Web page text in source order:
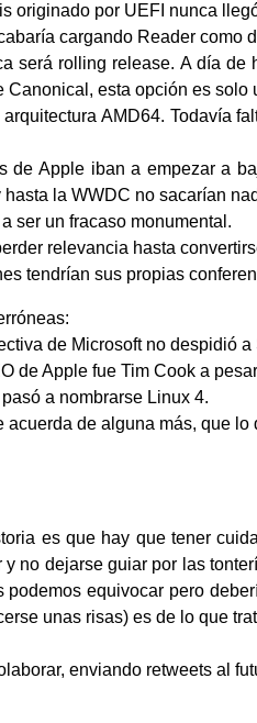
originado por UEFI nunca
cargando Reader como
será rolling release. A día
Canonical, esta opción es solo
AMD64. Todavía
de Apple iban a empezar a
hasta la WWDC no sacarían
ser un fracaso monumental.
relevancia hasta
tendrían sus propias
de Microsoft no despidió
de Apple fue Tim Cook a
a nombrarse Linux 4.
acuerda de alguna más, que lo
es que hay que tener
y no dejarse guiar por las
podemos equivocar pero
unas risas) es de lo que
enviando retweets al